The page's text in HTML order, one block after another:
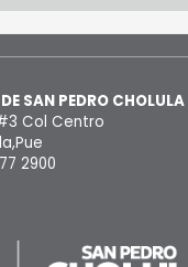
SAN PEDRO CHOLULA
Col Centro
2900